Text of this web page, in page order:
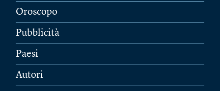
Oroscopo
Pubblicità
Paesi
Autori